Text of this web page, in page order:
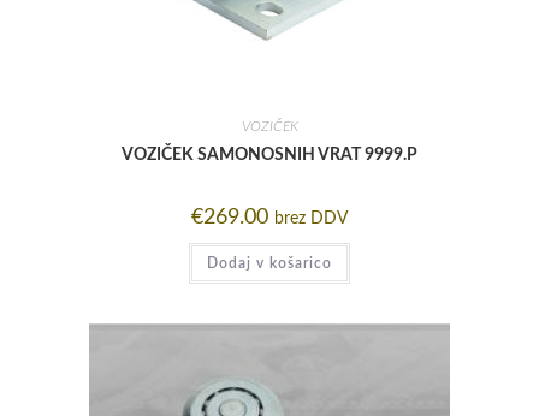
VOZIČEK
VOZIČEK SAMONOSNIH VRAT 9999.P
€269.00 brez DDV
Dodaj v košarico